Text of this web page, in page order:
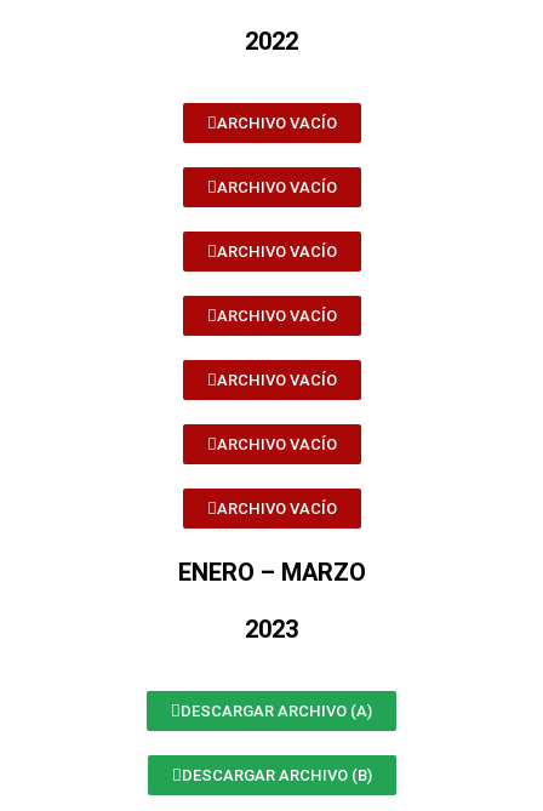
2022
ARCHIVO VACÍO
ARCHIVO VACÍO
ARCHIVO VACÍO
ARCHIVO VACÍO
ARCHIVO VACÍO
ARCHIVO VACÍO
ARCHIVO VACÍO
ENERO – MARZO
2023
DESCARGAR ARCHIVO (A)
DESCARGAR ARCHIVO (B)